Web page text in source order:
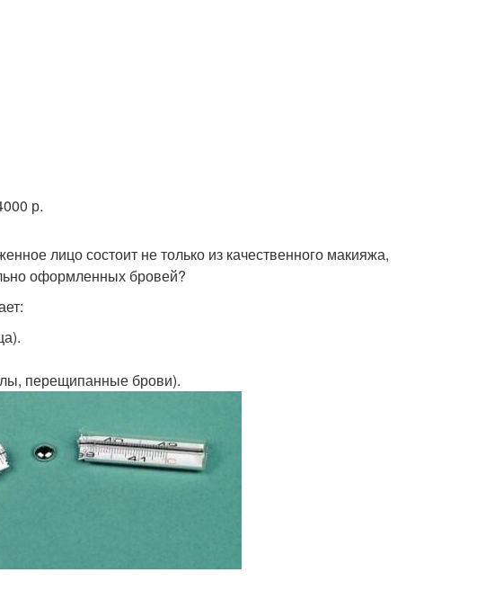
р.
лицо состоит не только из качественного макияжа,
оформленных бровей?
перещипанные брови).